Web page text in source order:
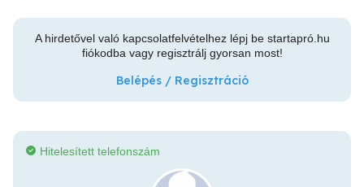
A hirdetővel való kapcsolatfelvételhez lépj be startapró.hu
fiókodba vagy regisztrálj gyorsan most!
Belépés / Regisztráció
Hitelesített telefonszám